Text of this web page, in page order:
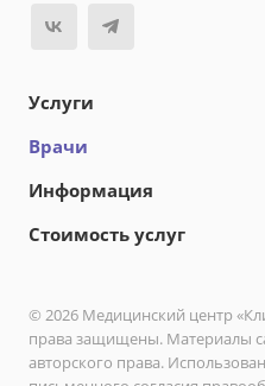
Услуги
Врачи
Информация
Стоимость услуг
© 2026 Медицинский центр
права защищены. Материалы
авторского права.